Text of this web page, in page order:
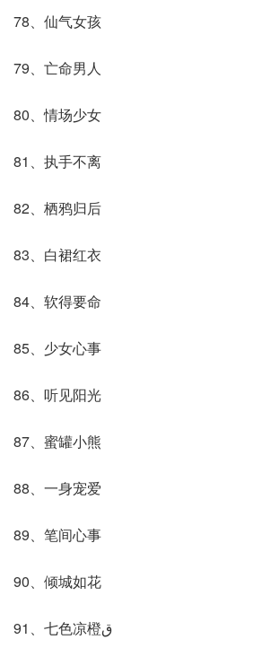
78、仙气女孩
79、亡命男人
80、情场少女
81、执手不离
82、栖鸦归后
83、白裙红衣
84、软得要命
85、少女心事
86、听见阳光
87、蜜罐小熊
88、一身宠爱
89、笔间心事
90、倾城如花
91、七色凉橙ق